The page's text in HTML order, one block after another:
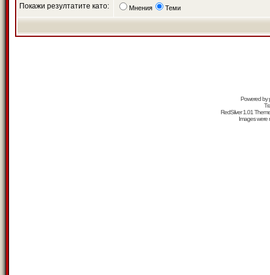
Покажи резултатите като: Мнения Теми
Powered by
RedSilver 1.01
Images were